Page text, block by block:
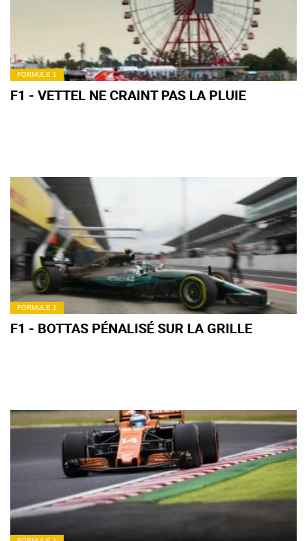
FORMULE 1
F1 - VETTEL NE CRAINT PAS LA PLUIE
FORMULE 1
F1 - BOTTAS PÉNALISÉ SUR LA GRILLE